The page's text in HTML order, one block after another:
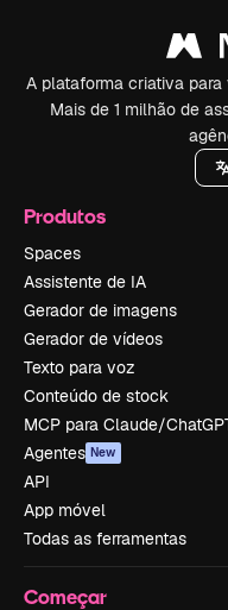
A plataforma criativa
Mais de 1 milhão de
Produtos
Spaces
Assistente de IA
Gerador de imagens
Gerador de vídeos
Texto para voz
Conteúdo de stock
MCP para Claude/
Agentes New
API
App móvel
Todas as ferramentas
Começar